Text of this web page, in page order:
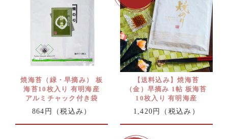
焼海苔（緑・早摘み） 板
海苔10枚入り 有明海産
アルミチャック付き袋
864円
（税込み）
【送料込み】焼海苔
（金）早摘み 1帖 板海苔
10枚入り 有明海産
1,420円
（税込み）